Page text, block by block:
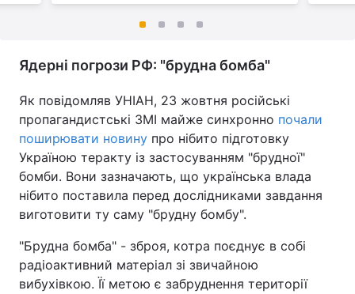
Ядерні погрози РФ: "брудна бомба"
Як повідомляв УНІАН, 23 жовтня російські
пропагандистські ЗМІ майже синхронно почали
поширювати новину про нібито підготовку
Україною теракту із застосуванням "брудної"
бомби. Вони зазначають, що українська влада
нібито поставила перед дослідниками завдання
виготовити ту саму "брудну бомбу".
"Брудна бомба" - зброя, котра поєднує в собі
радіоактивний матеріал зі звичайною
вибухівкою. Її метою є забруднення території